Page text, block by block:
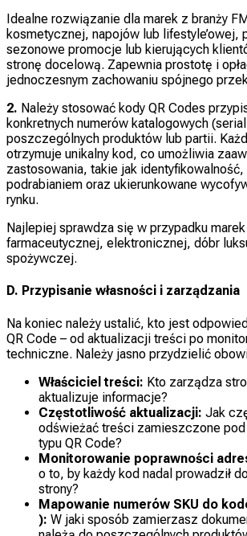
Idealne rozwiązanie dla marek z branży
kosmetycznej, napojów lub lifestyle’owej,
sezonowe promocje lub kierujących
stronę docelową. Zapewnia prostotę i
jednoczesnym zachowaniu spójnego
2. Należy stosować kody QR Codes
konkretnych numerów katalogowych
poszczególnych produktów lub partii.
otrzymuje unikalny kod, co umożliwia
zastosowania, takie jak identyfikowalność,
podrabianiem oraz ukierunkowane
rynku.
Najlepiej sprawdza się w przypadku
farmaceutycznej, elektronicznej, dóbr
spożywczej.
D. Przypisanie własności i zarządzania
Na koniec należy ustalić, kto jest
QR Code – od aktualizacji treści po
techniczne. Należy jasno przydzielić
Właściciel treści: Kto zarządza
aktualizuje informacje?
Częstotliwość aktualizacji: Jak
odświeżać treści zamieszczone
typu QR Code?
Monitorowanie poprawności
o to, by każdy kod nadal prowadził
strony?
Mapowanie numerów SKU do
): W jaki sposób zamierzasz